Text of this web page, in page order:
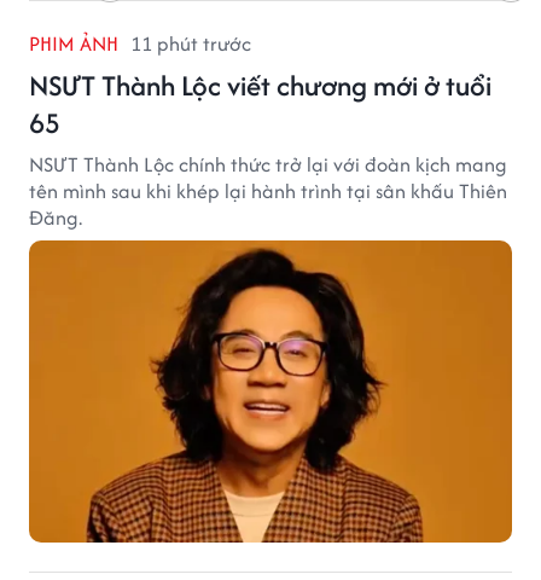
PHIM ẢNH 11 phút trước
NSƯT Thành Lộc viết chương mới ở tuổi
65
NSƯT Thành Lộc chính thức trở lại với đoàn kịch mang
tên mình sau khi khép lại hành trình tại sân khấu Thiên
Đăng.